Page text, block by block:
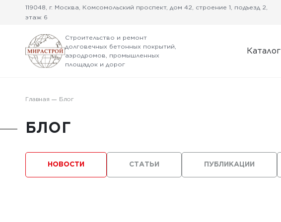
119048, г. Москва, Комсомольский проспект, дом 42, строение 1, подъезд 2,
этаж 6
Строительство и ремонт
долговечных бетонных покрытий,
аэродромов, промышленных
площадок и дорог
Каталог
Главная Блог
БЛОГ
ПУБЛИКАЦИИ
НОВОСТИ СТАТЬИ